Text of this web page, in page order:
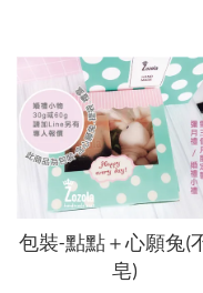
包裝-點點＋心願兔(
皂)